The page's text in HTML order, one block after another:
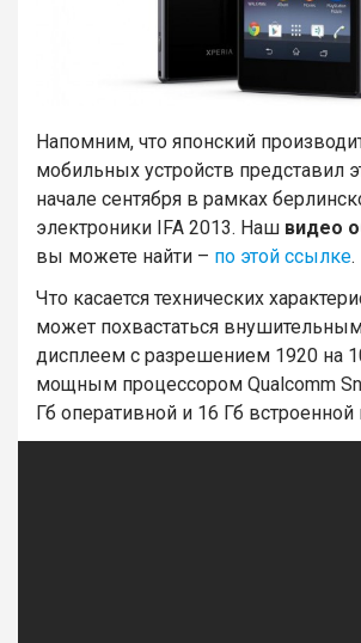
Напомним, что японский
мобильных устройств представил
начале сентября в рамках
электроники IFA 2013. Наш видео
вы можете найти – по этой ссылке.
Что касается технических
может похвастаться
дисплеем с разрешением 1920 на
мощным процессором Qualcomm
Гб оперативной и 16 Гб встроенной